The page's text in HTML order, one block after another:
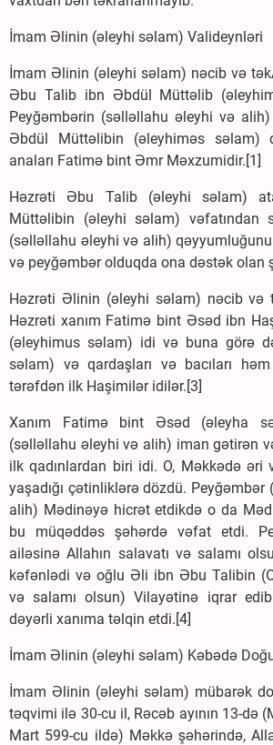
İmam Əlinin (əleyhi səlam) Valideynləri
İmam Əlinin (əleyhi səlam) nəcib və
Əbu Talib ibn Əbdül Müttəlib
Peyğəmbərin (səlləllahu əleyhi və
Əbdül Müttəlibin (əleyhiməs səlam)
anaları Fatimə bint Əmr Məxzumidir.[1]
Həzrəti Əbu Talib (əleyhi səlam)
Müttəlibin (əleyhi səlam) vəfatından
(səlləllahu əleyhi və alih)
və peyğəmbər olduqda ona dəstək olan
Həzrəti Əlinin (əleyhi səlam) nəcib və
Həzrəti xanım Fatimə bint Əsəd ibn
(əleyhimus səlam) idi və buna görə
səlam) və qardaşları və bacıları
tərəfdən ilk Haşimilər idilər.[3]
Xanım Fatimə bint Əsəd (əleyha
(səlləllahu əleyhi və alih) iman gətirən
ilk qadınlardan biri idi. O, Məkkədə
yaşadığı çətinliklərə dözdü.
alih) Mədinəyə hicrət etdikdə o da
bu müqəddəs şəhərdə vəfat etdi.
ailəsinə Allahın salavatı və salamı
kəfənlədi və oğlu Əli ibn Əbu Talibin
və salamı olsun) Vilayətinə iqrar
dəyərli xanıma təlqin etdi.[4]
İmam Əlinin (əleyhi səlam) Kəbədə
İmam Əlinin (əleyhi səlam) mübarək
təqvimi ilə 30-cu il, Rəcəb ayının 13-də
Mart 599-cu ildə) Məkkə şəhərində,